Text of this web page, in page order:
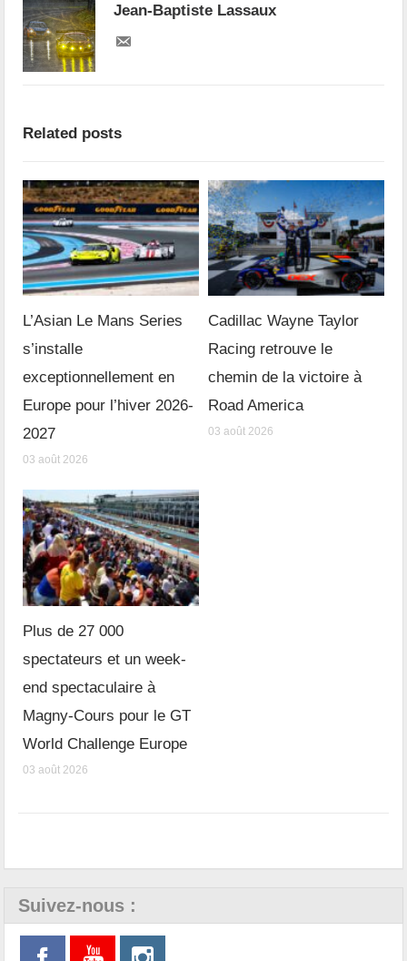
Jean-Baptiste Lassaux
Related posts
L’Asian Le Mans Series
s’installe
exceptionnellement en
Europe pour l’hiver 2026-
2027
03 août 2026
Cadillac Wayne Taylor
Racing retrouve le
chemin de la victoire à
Road America
03 août 2026
Plus de 27 000
spectateurs et un week-
end spectaculaire à
Magny-Cours pour le GT
World Challenge Europe
03 août 2026
Suivez-nous :